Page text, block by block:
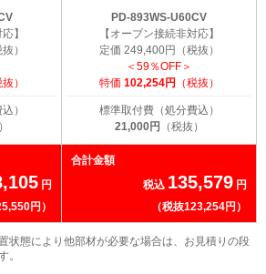
】
）
抜）
）
PD-893WS-U60CV
【オーブン接続非対応】
定価 249,400円（税抜）
＜59％OFF＞
特価 102,254円 （税抜）
標準取付費（処分費込）
21,000円 （税抜）
円
円）
合計金額
税込 135,579 円
（税抜123,254円）
状態により他部材が必要な場合は、お見積りの段
。